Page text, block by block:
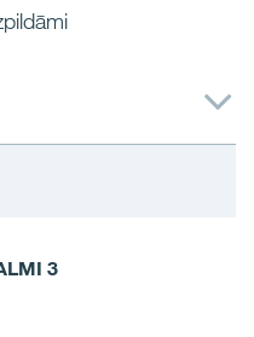
3